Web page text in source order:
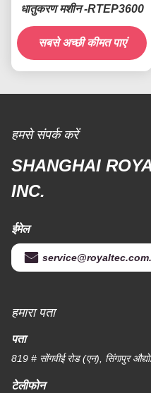
धातुकरण मशीन -RTEP3600
सबसे अच्छी कीमत पाएं
हमसे संपर्क करें
SHANGHAI
INC.
ईमेल
हमारा पता
पता
819 # सोंगवीई रोड (एन), सिंगापुर
टेलीफोन